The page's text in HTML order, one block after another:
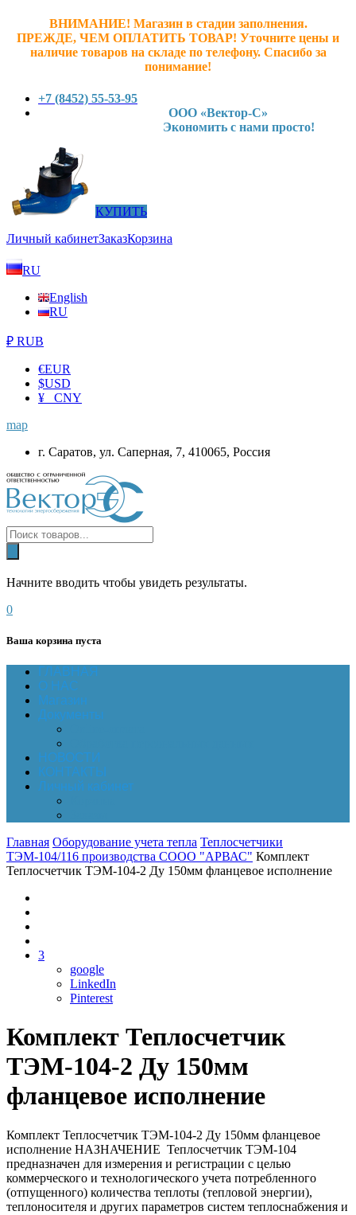
ВНИМАНИЕ! Магазин в стадии заполнения.
ПРЕЖДЕ, ЧЕМ ОПЛАТИТЬ ТОВАР! Уточните цены и
наличие товаров на складе по телефону. Спасибо за
понимание!
+7 (8452) 55-53-95
ООО «Вектор-С»
Экономить с нами просто!
КУПИТЬ
Личный кабинетЗаказКорзина
RU
English
RU
₽ RUB
€EUR
$USD
¥ CNY
map
г. Саратов, ул. Саперная, 7, 410065, Россия
Начните вводить чтобы увидеть результаты.
0
Ваша корзина пуста
ГЛАВНАЯ
О НАС
Магазин
Документы
НОВОСТИ
КОНТАКТЫ
Личный кабинет
Главная Оборудование учета тепла Теплосчетчики
ТЭМ-104/116 производства СООО "АРВАС" Комплект
Теплосчетчик ТЭМ-104-2 Ду 150мм фланцевое исполнение
3
google
LinkedIn
Pinterest
Комплект Теплосчетчик
ТЭМ-104-2 Ду 150мм
фланцевое исполнение
Комплект Теплосчетчик ТЭМ-104-2 Ду 150мм фланцевое
исполнение НАЗНАЧЕНИЕ Теплосчетчик ТЭМ-104
предназначен для измерения и регистрации с целью
коммерческого и технологического учета потребленного
(отпущенного) количества теплоты (тепловой энергии),
теплоносителя и других параметров систем теплоснабжения и